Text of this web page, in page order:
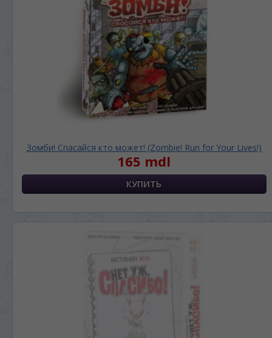
Зомби! Спасайся кто может! (Zombie! Run for Your Lives!)
165 mdl